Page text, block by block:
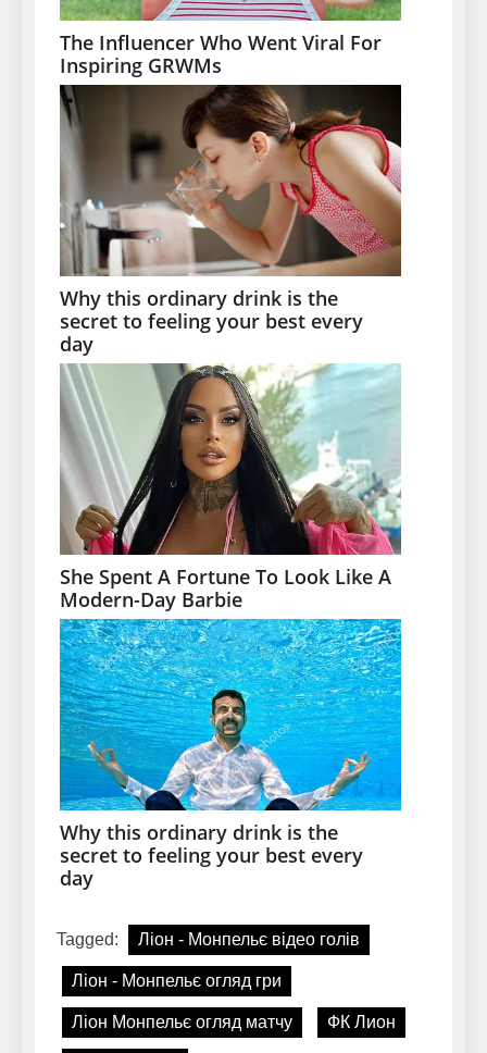
Tagged: Ліон - Монпельє відео голів
Ліон - Монпельє огляд гри
Ліон Монпельє огляд матчу ФК Лион